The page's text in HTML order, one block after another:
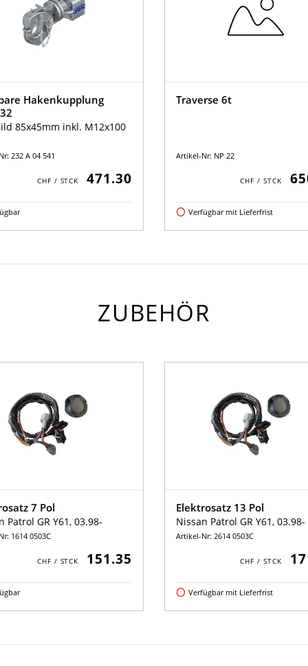
Hakenkupplung
85x45mm inkl. M12x100
232 A 04 541
471.30
Traverse 6t
Artikel-Nr: NP 22
Verfügbar mit Lieferfrist
ZUBEHÖR
7 Pol
Patrol GR Y61, 03.98-
1614 0503C
151.35
Elektrosatz 13 Pol
Nissan Patrol GR Y61, 03.98-
Artikel-Nr: 2614 0503C
Verfügbar mit Lieferfrist